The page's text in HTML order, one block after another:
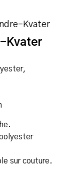
Kvater
Kvater
sur couture.